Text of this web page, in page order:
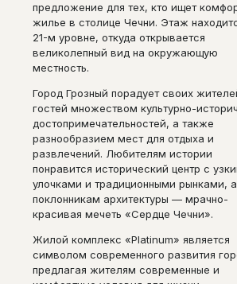
предложение для тех, кто ищет
жилье в столице Чечни. Этаж
21-м уровне, откуда открывается
великолепный вид на окружающую
местность.
Город Грозный порадует своих
гостей множеством культурно-
достопримечательностей, а также
разнообразием мест для отдыха и
развлечений. Любителям истории
понравится исторический центр с
улочками и традиционными рынками, а
поклонникам архитектуры — мрачно-
красивая мечеть «Сердце Чечни».
Жилой комплекс «Platinum» является
символом современного развития
предлагая жителям современные и